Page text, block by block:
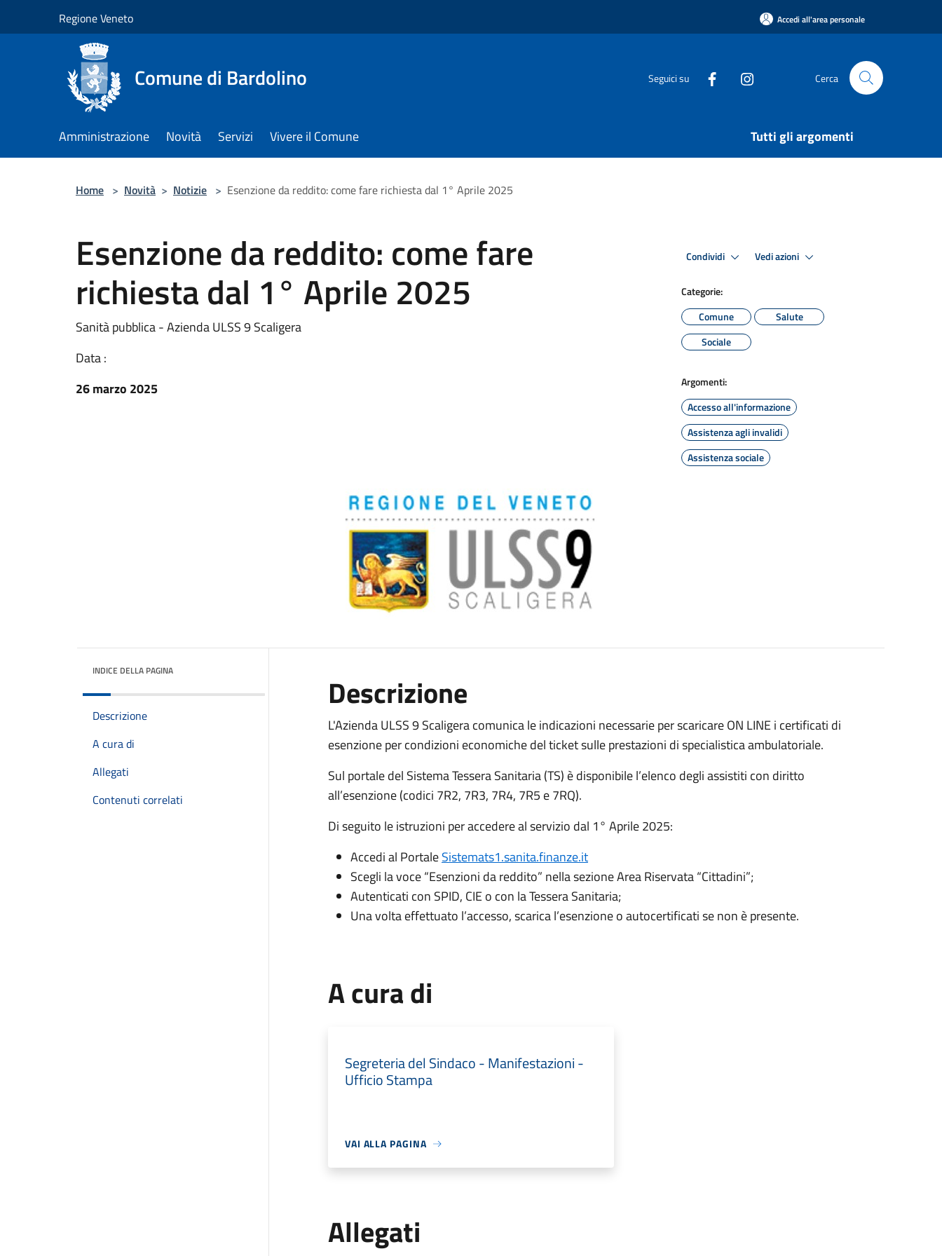
Regione Veneto Accedi all'area personale
Comune di Bardolino Seguici su Cerca
Amministrazione Novità Servizi Vivere il Comune Tutti gli argomenti
Home > Novità > Notizie > Esenzione da reddito: come fare richiesta dal 1° Aprile 2025
Esenzione da reddito: come fare
richiesta dal 1° Aprile 2025
Sanità pubblica - Azienda ULSS 9 Scaligera
Data :
26 marzo 2025
Condividi Vedi azioni
Categorie:
Comune
Salute
Sociale
Argomenti:
Accesso all'informazione
Assistenza agli invalidi
Assistenza sociale
INDICE DELLA PAGINA
Descrizione
A cura di
Allegati
Contenuti correlati
Descrizione
L'Azienda ULSS 9 Scaligera comunica le indicazioni necessarie per scaricare ON LINE i certificati di
esenzione per condizioni economiche del ticket sulle prestazioni di specialistica ambulatoriale.
Sul portale del Sistema Tessera Sanitaria (TS) è disponibile l’elenco degli assistiti con diritto
all’esenzione (codici 7R2, 7R3, 7R4, 7R5 e 7RQ).
Di seguito le istruzioni per accedere al servizio dal 1° Aprile 2025:
Accedi al PortaleSistemats1.sanita.finanze.it
Scegli la voce “Esenzioni da reddito” nella sezione Area Riservata “Cittadini”;
Autenticati con SPID, CIE o con la Tessera Sanitaria;
Una volta effettuato l’accesso, scarica l’esenzione o autocertificati se non è presente.
A cura di
Segreteria del Sindaco - Manifestazioni -
Ufficio Stampa
VAI ALLA PAGINA
Allegati